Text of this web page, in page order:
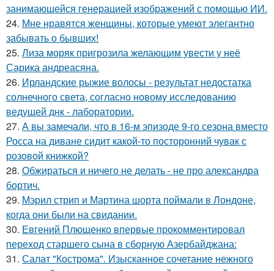
занимающейся генерацией изображений с помощью ИИ.
24. Мне нравятся женщины, которые умеют элегантно
забывать о бывших!
25. Лиза моряк пригрозила желающим увести у неё
Сарика андреасяна.
26. Ирландские рыжие волосы - результат недостатка
солнечного света, согласно новому исследованию
ведущей днк - лаборатории.
27. А вы замечали, что в 16-м эпизоде 9-го сезона вместо
Росса на диване сидит какой-то посторонний чувак с
розовой книжкой?
28. Обжираться и ничего не делать - не про александра
бортич.
29. Мэрил стрип и Мартина шорта поймали в Лондоне,
когда они были на свидании.
30. Евгений Плющенко впервые прокомментировал
переход старшего сына в сборную Азербайджана:
31. Салат "Кострома". Изысканное сочетание нежного